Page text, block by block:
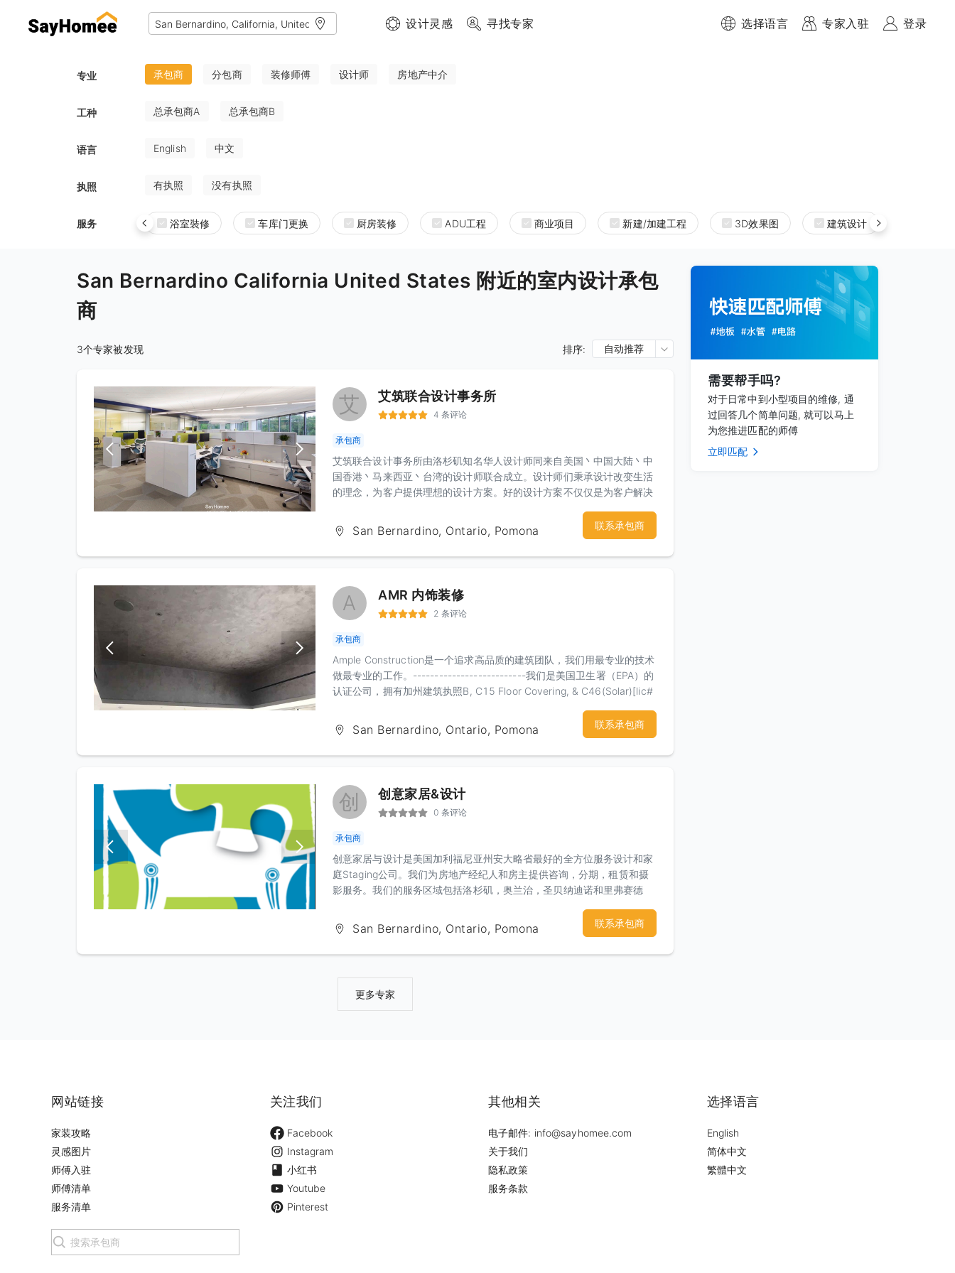
设计灵感 寻找专家 选择语言 专家入驻 登录
专业 承包商 分包商 装修师傅 设计师 房地产中介
工种 总承包商A 总承包商B
语言 English 中文
执照 有执照 没有执照
服务 浴室裝修 车库门更换 厨房装修 ADU工程 商业项目 新建/加建工程 3D效果图 建筑设计
San Bernardino California United States 附近的室内设计承包
商
3个专家被发现 排序: 自动推荐
艾 艾筑联合设计事务所
4 条评论
承包商
艾筑联合设计事务所由洛杉矶知名华人设计师同来自美国丶中国大陆丶中
国香港丶马来西亚丶台湾的设计师联合成立。设计师们秉承设计改变生活
的理念，为客户提供理想的设计方案。好的设计方案不仅仅是为客户解决
所，是您在美置业，投资，地产增值的优选伙伴！微信号：idudesigns提
供服务明细：1. 室内设计2. 空间设计3. 平面设计4. 建筑报图5. 3D渲染
6. 家具挑选7. 建材挑选建议8. 色彩搭配
San Bernardino, Ontario, Pomona 联系承包商
A AMR 内饰装修
2 条评论
承包商
Ample Construction是一个追求高品质的建筑团队，我们用最专业的技术
做最专业的工作。--------------------------我们是美国卫生署（EPA）的
认证公司，拥有加州建筑执照B, C15 Floor Covering, & C46(Solar)[lic#
226248 ]--------------------------我们从2012年开始到现在，公司从
最初的一个人到现在超过50人的团队强大的团队给与了我们最大的信心我
们以精益求精，价格公道，技术一流和质量过硬作为我们团队的第一准
赖我们将会是您最佳的选择，有意者可以致电，请让我们为您制备最完美
的幸福之家～--------------------------主营业务：室内设计，政府审图，
灾害清洁，消毒除味房屋改造，建筑开发，环境检测，太阳能安装-------
-------------------装修业务包括：地板地砖，隔音隔热，防水处理，油漆
理，--------------------------接受各种房屋保险理赔， 国家环保署
（EPA）认证施工，-火灾
San Bernardino, Ontario, Pomona 联系承包商
创 创意家居&设计
0 条评论
承包商
创意家居与设计是美国加利福尼亚州安大略省最好的全方位服务设计和家
庭Staging公司。我们为房地产经纪人和房主提供咨询，分期，租赁和摄
影服务。我们的服务区域包括洛杉矶，奥兰治，圣贝纳迪诺和里弗赛德
开始到结束为您提供帮助。通过我们的Staging服务，您将获得最佳的房
屋外观。我们可以帮助您为您的家庭确定一个全新的自定义外观，并指导
您创建想法，使每个房间更具功能性。我们的团队由经验丰富的团队组
我们还有园艺师帮助提供更好的园艺设计点子并且实施。还有颜色顾问为
您提供油漆的选择和地板建议。最后我们通过专业摄影师的照片完成工
设计需求。您在寻找家庭Staging服务吗？因为我们是#1所以您来对地
San Bernardino, Ontario, Pomona 联系承包商
更多专家
需要帮手吗?
对于日常中到小型项目的维修, 通
过回答几个简单问题, 就可以马上
为您推进匹配的师傅
立即匹配
网站链接
家装攻略
灵感图片
师傅入驻
师傅清单
服务清单
关注我们
Facebook
Instagram
小红书
Youtube
Pinterest
其他相关
电子邮件: info@sayhomee.com
关于我们
隐私政策
服务条款
选择语言
English
简体中文
繁體中文